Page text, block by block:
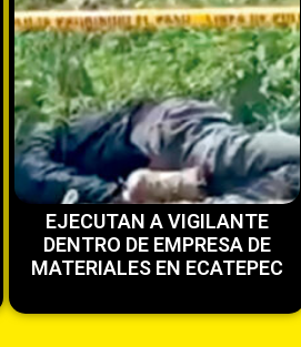
EJECUTAN A VIGILANTE
DENTRO DE EMPRESA DE
MATERIALES EN ECATEPEC